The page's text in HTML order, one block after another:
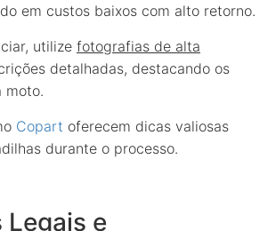
em custos baixos com alto retorno.
utilize fotografias de alta
detalhadas, destacando os
moto.
Copart oferecem dicas valiosas
durante o processo.
e